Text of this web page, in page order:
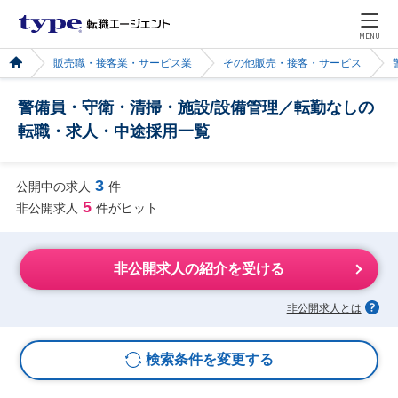
MENU
販売職・接客業・サービス業 その他販売・接客・サービス
警備員・守衛・清掃・施設/設備管理／転勤なしの
転職・求人・中途採用一覧
公開中の求人 3 件
非公開求人 5 件がヒット
非公開求人の紹介を受ける
非公開求人とは
検索条件を変更する